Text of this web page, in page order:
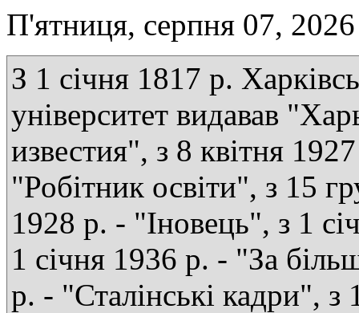
П'ятниця, серпня 07, 2026
З 1 січня 1817 р.
університет видавав
известия", з 8 квітня
"Робітник освіти", з 15
1928 р. - "Іновець", з 1
1 січня 1936 р. - "За
р. - "Сталінські кадри",